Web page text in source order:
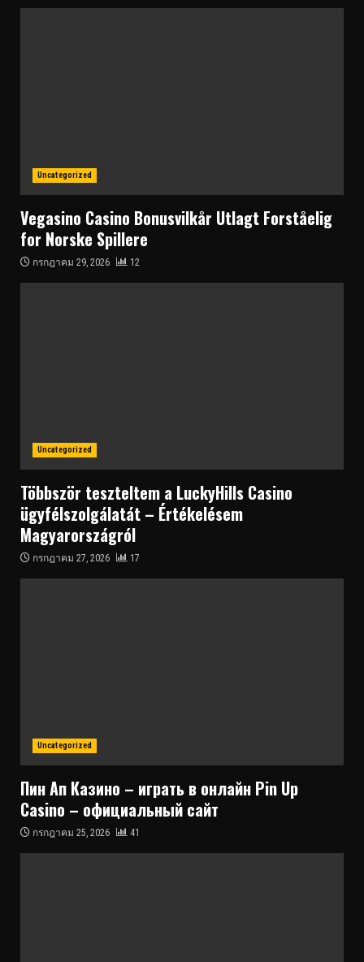
Uncategorized
Vegasino Casino Bonusvilkår Utlagt Forståelig
for Norske Spillere
กรกฎาคม 29, 2026 12
Uncategorized
Többször teszteltem a LuckyHills Casino
ügyfélszolgálatát – Értékelésem
Magyarországról
กรกฎาคม 27, 2026 17
Uncategorized
Пин Ап Казино – играть в онлайн Pin Up
Casino – официальный сайт
กรกฎาคม 25, 2026 41